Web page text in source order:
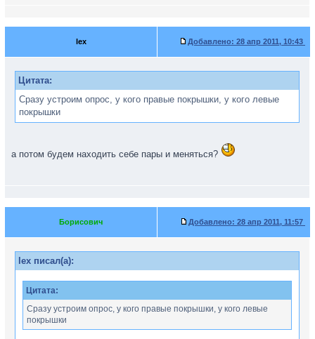
lex Добавлено: 28 апр 2011, 10:43
Цитата:
Сразу устроим опрос, у кого правые покрышки, у кого левые
покрышки
а потом будем находить себе пары и меняться?
Борисович Добавлено: 28 апр 2011, 11:57
lex писал(а):
Цитата:
Сразу устроим опрос, у кого правые покрышки, у кого левые
покрышки